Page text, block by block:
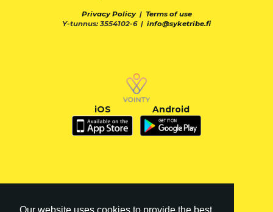
Privacy Policy| Terms of use
Y-tunnus: 3554102-6 | info@syketribe.fi
iOS Android